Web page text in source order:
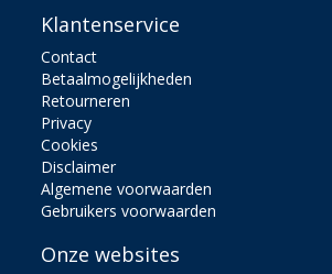
Klantenservice
Contact
Betaalmogelijkheden
Retourneren
Privacy
Cookies
Disclaimer
Algemene voorwaarden
Gebruikers voorwaarden
Onze websites